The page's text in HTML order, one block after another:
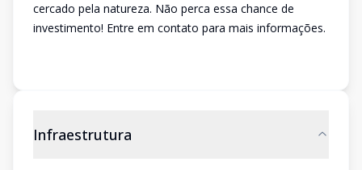
cercado pela natureza. Não perca essa chance de
investimento! Entre em contato para mais informações.
Infraestrutura